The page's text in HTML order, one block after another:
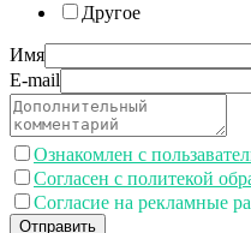
Другое
Имя
E-mail
Ознакомлен с
Согласен с политекой
Согласие на рекламные
Отправить